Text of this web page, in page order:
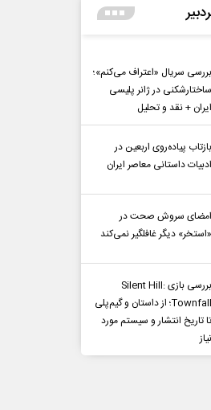
بررسی سریال «اعتراف می‌کنم»؛
ساختارشکنی در ژانر پلیسی
ایران + نقد و تحلیل
بازتاب پیاده‌روی اربعین در
ادبیات داستانی معاصر ایران
امضای سروش صحت در
«استخر» دیگر غافلگیر نمی‌کند
بررسی بازی Silent Hill:
Townfall؛ از داستان و گیم‌پلی
تا تاریخ انتشار و سیستم مورد
نیاز
ها‌ی‌سه‌شنبه ۶ مردادماه